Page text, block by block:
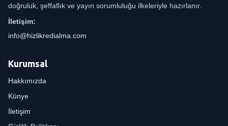
doğruluk, şeffaflık ve yayın sorumluluğu ilkeleriyle hazırlanır.
İletişim:
info@hizlikredialma.com
Kurumsal
Hakkımızda
Künye
İletişim